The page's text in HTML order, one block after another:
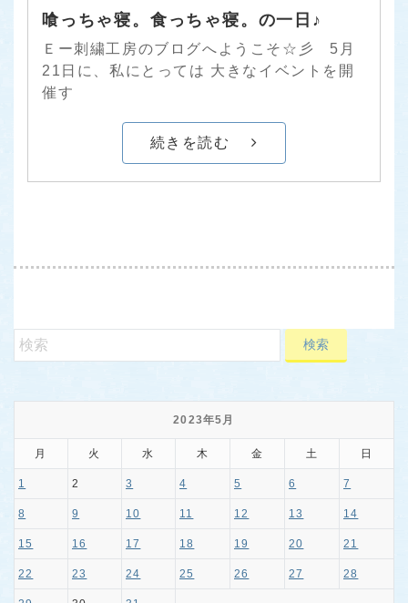
喰っちゃ寝。食っちゃ寝。の一日♪
Ｅー刺繍工房のブログへようこそ☆彡 5月
21日に、私にとっては 大きなイベントを開
催す
続きを読む
2023年5月
月 火 水 木 金 土 日
1 2 3 4 5 6 7
8 9 10 11 12 13 14
15 16 17 18 19 20 21
22 23 24 25 26 27 28